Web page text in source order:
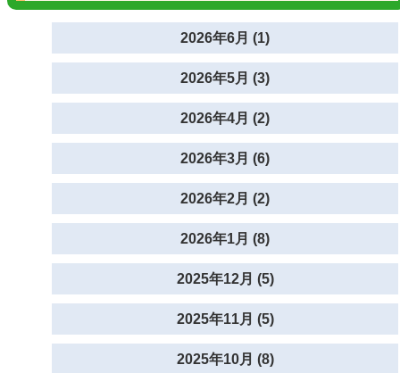
2026年6月 (1)
2026年5月 (3)
2026年4月 (2)
2026年3月 (6)
2026年2月 (2)
2026年1月 (8)
2025年12月 (5)
2025年11月 (5)
2025年10月 (8)